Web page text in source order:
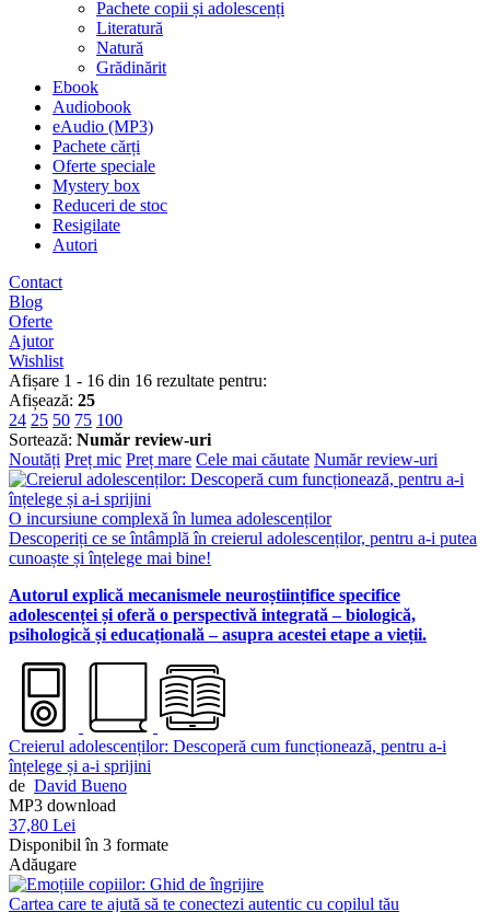
Pachete copii și adolescenți
Literatură
Natură
Grădinărit
Ebook
Audiobook
eAudio (MP3)
Pachete cărți
Oferte speciale
Mystery box
Reduceri de stoc
Resigilate
Autori
Contact
Blog
Oferte
Ajutor
Wishlist
Afișare 1 - 16 din 16 rezultate pentru:
Afișează: 25
24 25 50 75 100
Sortează: Număr review-uri
Noutăți Preț mic Preț mare Cele mai căutate Număr review-uri
O incursiune complexă în lumea adolescenților
Descoperiți ce se întâmplă în creierul adolescenților, pentru a-i putea
cunoaște și înțelege mai bine!
Autorul explică mecanismele neuroștiințifice specifice
adolescenței și oferă o perspectivă integrată – biologică,
psihologică și educațională – asupra acestei etape a vieții.
Creierul adolescenților: Descoperă cum funcționează, pentru a-i
înțelege și a-i sprijini
de David Bueno
MP3 download
37,80 Lei
Disponibil în 3 formate
Adăugare
Cartea care te ajută să te conectezi autentic cu copilul tău